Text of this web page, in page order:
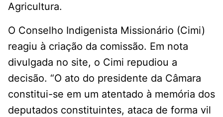
Agricultura.
O Conselho Indigenista Missionário (Cimi)
reagiu à criação da comissão. Em nota
divulgada no site, o Cimi repudiou a
decisão. “O ato do presidente da Câmara
constitui-se em um atentado à memória dos
deputados constituintes, ataca de forma vil